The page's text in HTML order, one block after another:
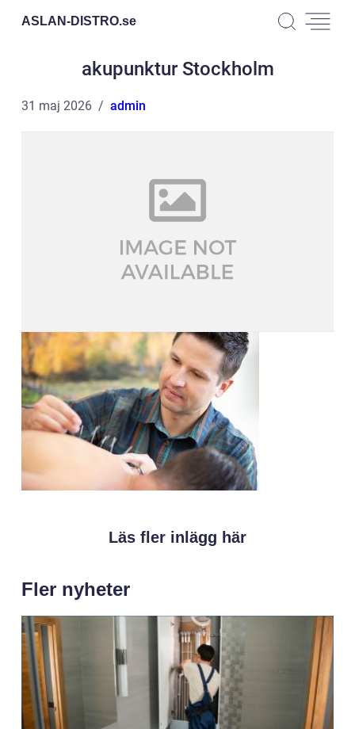
ASLAN-DISTRO.se
akupunktur Stockholm
31 maj 2026 admin
Läs fler inlägg här
Fler nyheter